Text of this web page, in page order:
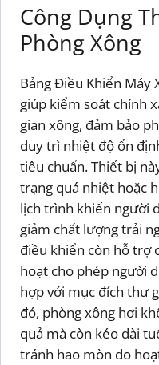
Công Dụng
Phòng Xông
Bảng Điều Khiển Máy
giúp kiểm soát chính
gian xông, đảm bảo
duy trì nhiệt độ ổn
tiêu chuẩn. Thiết bị
trạng quá nhiệt hoặc
lịch trình khiến người
giảm chất lượng trải
điều khiển còn hỗ trợ
hoạt cho phép người
hợp với mục đích thư
đó, phòng xông hơi
quả mà còn kéo dài
tránh hao mòn do